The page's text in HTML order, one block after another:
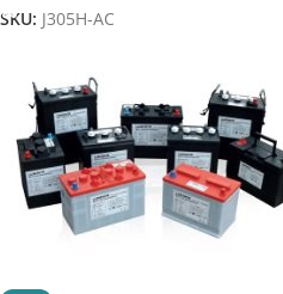
SKU: J305H-AC